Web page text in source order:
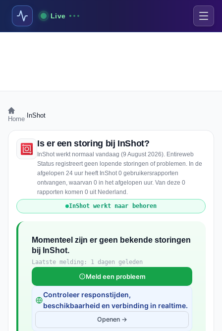
Live
Home InShot
Is er een storing bij InShot?
InShot werkt normaal vandaag (9 August 2026). Entireweb
Status registreert geen lopende storingen of problemen. In de
afgelopen 24 uur heeft InShot 0 gebruikersrapporten
ontvangen, waarvan 0 in het afgelopen uur. Van deze 0
rapporten komen 0 uit Nederland.
InShot werkt naar behoren
Momenteel zijn er geen bekende storingen
bij InShot.
Laatste melding: 1 dagen geleden
Meld een probleem
Controleer responstijden,
beschikbaarheid en verbinding in realtime.
Openen →